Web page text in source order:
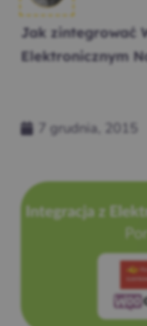
Jak zintegrować
Elektronicznym
7 grudnia, 2015